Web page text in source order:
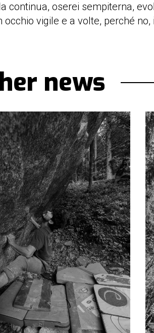
continua, oserei sempiterna,
vigile e a volte, perché
news